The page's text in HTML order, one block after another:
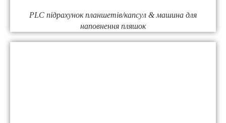
PLC підрахунок планшетів/капсул & машина для
наповнення пляшок